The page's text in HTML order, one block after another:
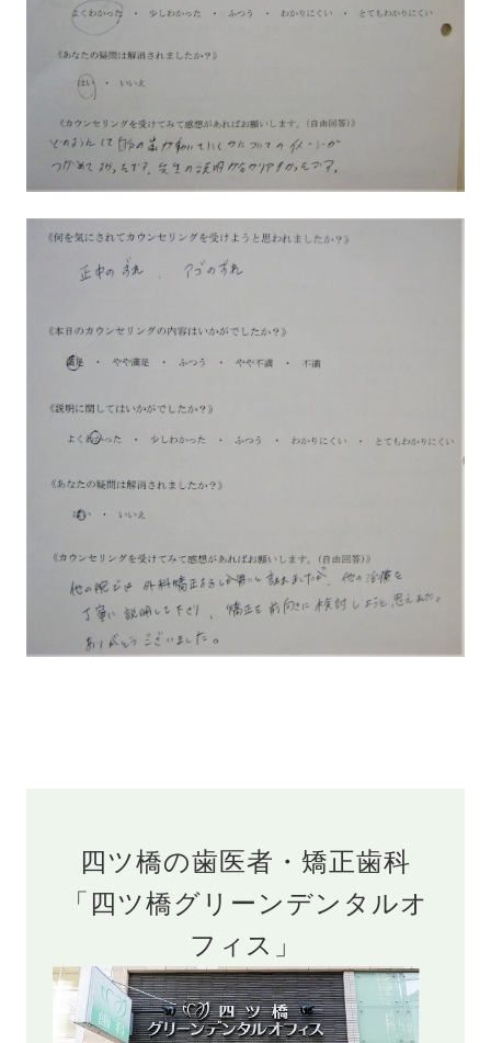
四ツ橋の歯医者・矯正歯科
「四ツ橋グリーンデンタルオ
フィス」